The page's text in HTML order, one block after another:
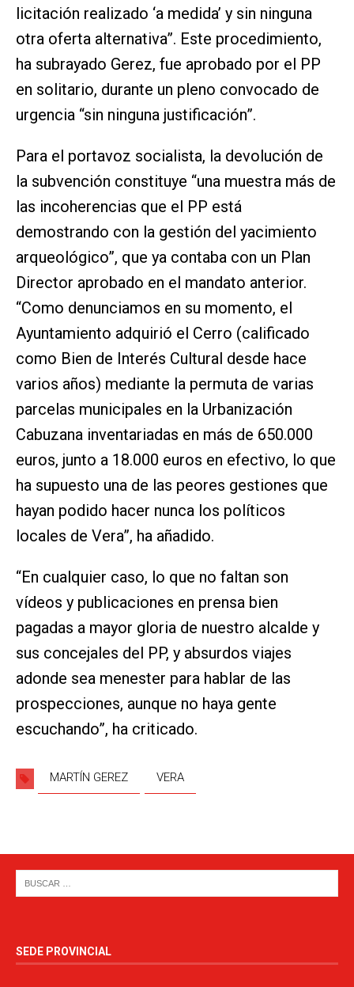
licitación realizado ‘a medida’ y sin ninguna
otra oferta alternativa”. Este procedimiento,
ha subrayado Gerez, fue aprobado por el PP
en solitario, durante un pleno convocado de
urgencia “sin ninguna justificación”.
Para el portavoz socialista, la devolución de
la subvención constituye “una muestra más de
las incoherencias que el PP está
demostrando con la gestión del yacimiento
arqueológico”, que ya contaba con un Plan
Director aprobado en el mandato anterior.
“Como denunciamos en su momento, el
Ayuntamiento adquirió el Cerro (calificado
como Bien de Interés Cultural desde hace
varios años) mediante la permuta de varias
parcelas municipales en la Urbanización
Cabuzana inventariadas en más de 650.000
euros, junto a 18.000 euros en efectivo, lo que
ha supuesto una de las peores gestiones que
hayan podido hacer nunca los políticos
locales de Vera”, ha añadido.
“En cualquier caso, lo que no faltan son
vídeos y publicaciones en prensa bien
pagadas a mayor gloria de nuestro alcalde y
sus concejales del PP, y absurdos viajes
adonde sea menester para hablar de las
prospecciones, aunque no haya gente
escuchando”, ha criticado.
MARTÍN GEREZ VERA
SEDE PROVINCIAL